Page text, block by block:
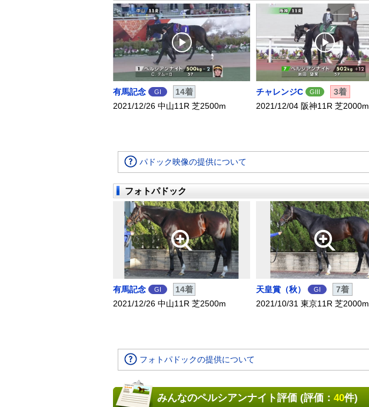
有馬記念 GI
14着
2021/12/26 中山11R 芝2500m
チャレンジC GIII
3着
2021/12/04 阪神11R 芝2000m
パドック映像の提供について
フォトパドック
有馬記念 GI
14着
2021/12/26 中山11R 芝2500m
天皇賞（秋） GI
7着
2021/10/31 東京11R 芝2000m
フォトパドックの提供について
みんなのペルシアンナイト評価 (評価： 40件)